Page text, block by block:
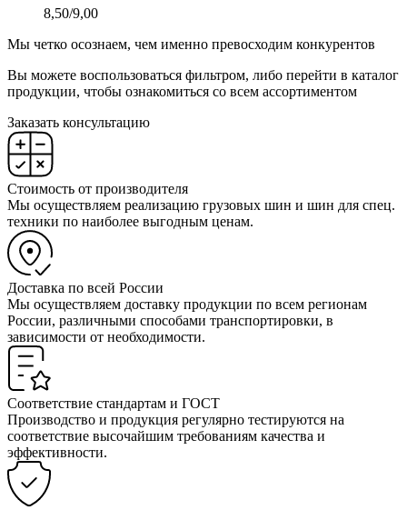
8,50/9,00
Мы четко осознаем, чем именно превосходим конкурентов
Вы можете воспользоваться фильтром, либо перейти в каталог
продукции, чтобы ознакомиться со всем ассортиментом
Заказать консультацию
Стоимость от производителя
Мы осуществляем реализацию грузовых шин и шин для спец.
техники по наиболее выгодным ценам.
Доставка по всей России
Мы осуществляем доставку продукции по всем регионам
России, различными способами транспортировки, в
зависимости от необходимости.
Соответствие стандартам и ГОСТ
Производство и продукция регулярно тестируются на
соответствие высочайшим требованиям качества и
эффективности.